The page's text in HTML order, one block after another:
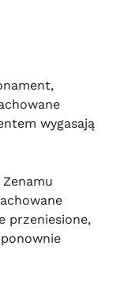
wygasają
przeniesione,